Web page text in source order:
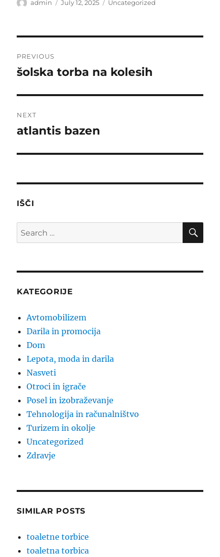
Author
admin
Posted
July 12, 2025 Categories
Uncategorized
navigation
PREVIOUS
Previous
šolska torba na kolesih
NEXT
Next
atlantis bazen
IŠČI
Search
for:
KATEGORIJE
Avtomobilizem
Darila in promocija
Dom
Lepota, moda in darila
Nasveti
Otroci in igrače
Posel in izobraževanje
Tehnologija in računalništvo
Turizem in okolje
Uncategorized
Zdravje
SIMILAR POSTS
toaletne torbice
toaletna torbica